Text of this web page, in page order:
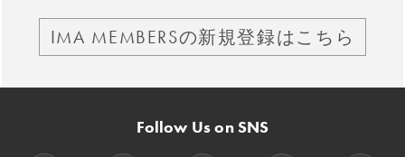
IMA MEMBERSの新規登録はこちら
Follow Us on SNS